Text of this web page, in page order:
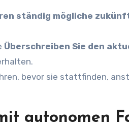
ständig mögliche
Überschreiben Sie den
bevor sie stattfinden,
autonomen